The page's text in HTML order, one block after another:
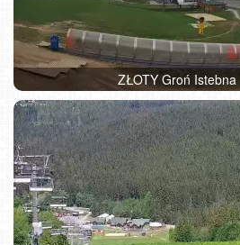
ZŁOTY Groń Istebna